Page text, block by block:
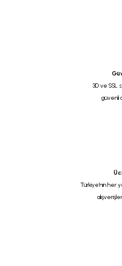
3D ve SSL
güvenli
Türkiye'nin her